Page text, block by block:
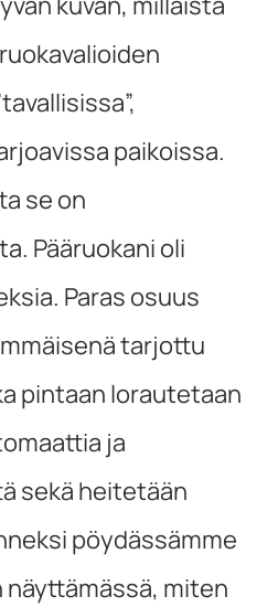
paikoissa.
se on
Pääruokani oli
Paras osuus
tarjottu
pintaan lorautetaan
ja
sekä heitetään
pöydässämme
näyttämässä, miten